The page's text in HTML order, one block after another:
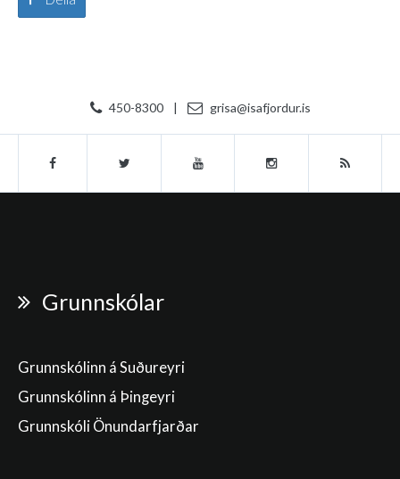
450-8300 | grisa@isafjordur.is
Grunnskólar
Grunnskólinn á Suðureyri
Grunnskólinn á Þingeyri
Grunnskóli Önundarfjarðar